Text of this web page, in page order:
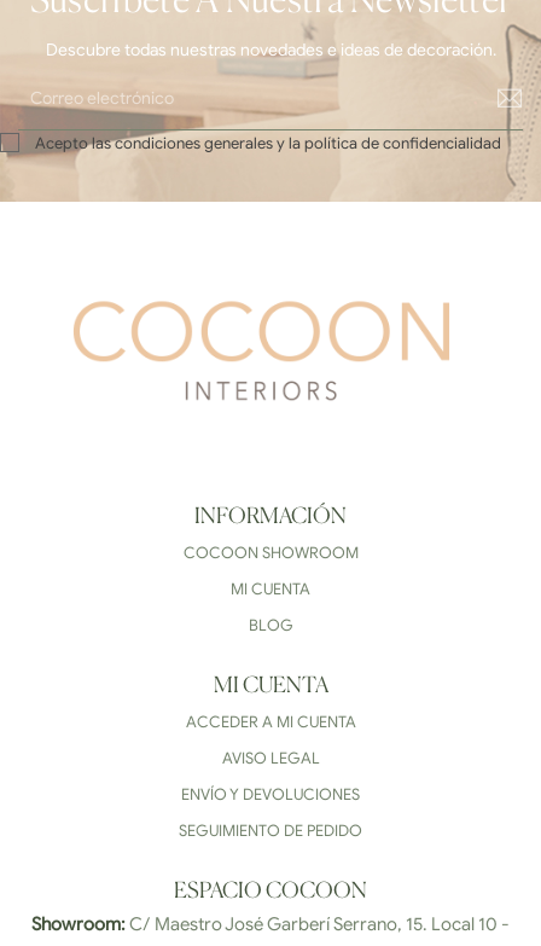
Descubre todas nuestras novedades e ideas de decoración.
Acepto las condiciones generales y la política de confidencialidad
INFORMACIÓN
COCOON SHOWROOM
MI CUENTA
BLOG
MI CUENTA
ACCEDER A MI CUENTA
AVISO LEGAL
ENVÍO Y DEVOLUCIONES
SEGUIMIENTO DE PEDIDO
ESPACIO COCOON
Showroom:C/ Maestro José Garberí Serrano, 15. Local 10 -